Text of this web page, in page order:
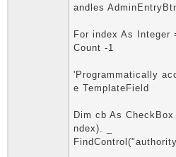
andles
For index As Integer
Count -1
'Programmatically
e TemplateField
Dim cb As
ndex). _